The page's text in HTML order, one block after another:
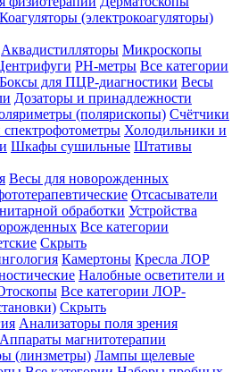
Коагуляторы (электрокоагуляторы)
Аквадистилляторы Микроскопы
PH-метры Все категории
Боксы для ПЦР-диагностики Весы
Дозаторы и принадлежности
(полярископы) Счётчики
Холодильники и
Шкафы сушильные Штативы
Весы для новорожденных
Отсасыватели
обработки Устройства
Все категории
Скрыть
Камертоны Кресла ЛОР
Налобные осветители и
Все категории ЛОР-
Скрыть
Анализаторы поля зрения
Аппараты магнитотерапии
(линзметры) Лампы щелевые